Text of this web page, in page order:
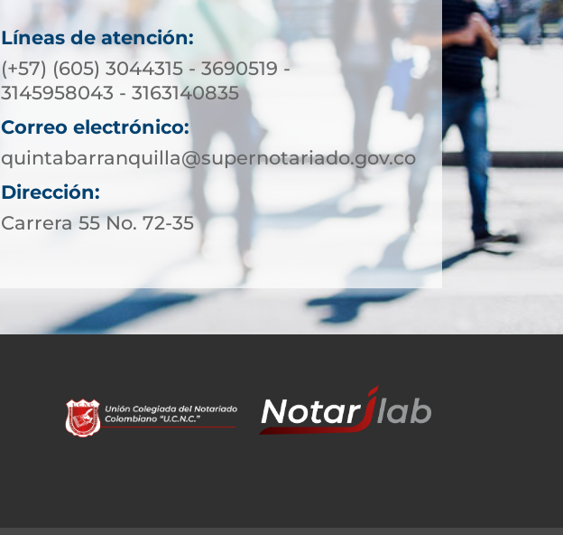
Líneas de atención:
(+57) (605) 3044315 - 3690519 -
3145958043 - 3163140835
Correo electrónico:
quintabarranquilla@supernotariado.gov.co
Dirección:
Carrera 55 No. 72-35